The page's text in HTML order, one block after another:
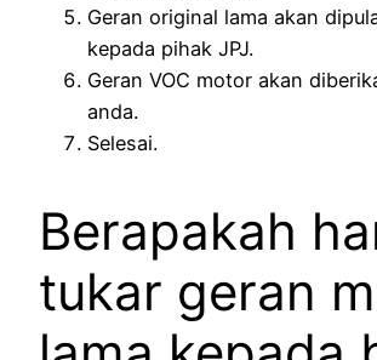
Geran original lama akan
kepada pihak JPJ.
Geran VOC motor akan
anda.
Selesai.
Berapakah
tukar geran